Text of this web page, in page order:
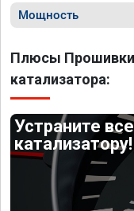
Мощность
Плюсы Прошивки
катализатора:
Устраните
катализатору!